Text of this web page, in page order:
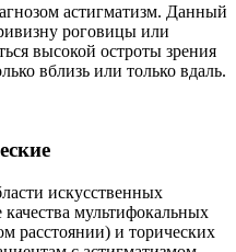
астигматизм. Данный
роговицы или
высокой остроты зрения
вблизь или только вдаль.
искусственных
качества мультифокальных
расстоянии) и торических